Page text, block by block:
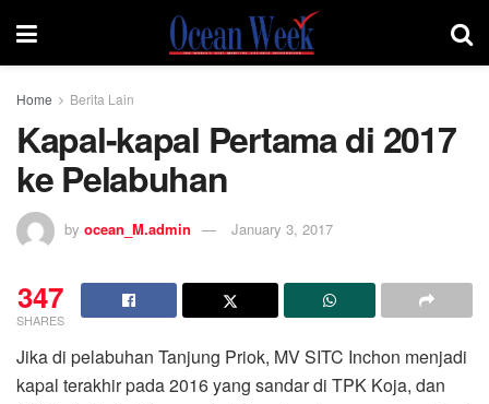
Home Berita Lain
Kapal-kapal Pertama di 2017
ke Pelabuhan
by ocean_M.admin January 3, 2017
347
SHARES
Jika di pelabuhan Tanjung Priok, MV SITC Inchon menjadi
kapal terakhir pada 2016 yang sandar di TPK Koja, dan